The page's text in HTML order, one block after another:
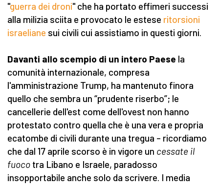
"guerra dei droni" che ha portato effimeri successi
alla milizia sciita e provocato le estese ritorsioni
israeliane sui civili cui assistiamo in questi giorni.
Davanti allo scempio di un intero Paese la
comunità internazionale, compresa
l'amministrazione Trump, ha mantenuto finora
quello che sembra un “prudente riserbo”; le
cancellerie dell'est come dell'ovest non hanno
protestato contro quella che è una vera e propria
ecatombe di civili durante una tregua – ricordiamo
che dal 17 aprile scorso è in vigore un cessate il
fuoco tra Libano e Israele, paradosso
insopportabile anche solo da scrivere. I media